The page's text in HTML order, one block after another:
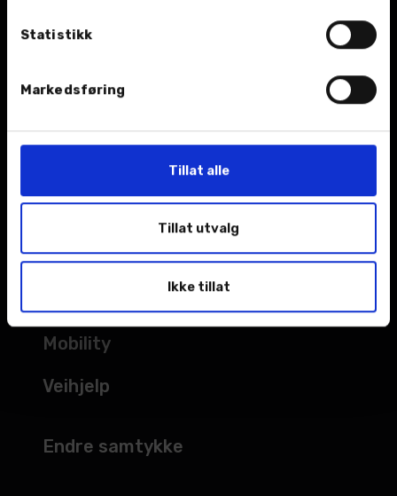
Statistikk
Markedsføring
Tillat alle
Tillat utvalg
Ikke tillat
Bruktbil
Verksted
Mobility
Veihjelp
Endre samtykke